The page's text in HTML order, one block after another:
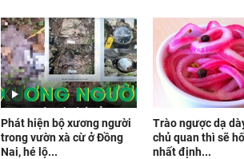
Phát hiện bộ xương người
trong vườn xà cừ ở Đồng
Nai, hé lộ...
Trào ngược dạ
chủ quan thì sẽ
nhất định...